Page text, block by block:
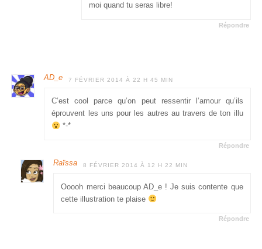
moi quand tu seras libre!
Répondre
AD_e 7 FÉVRIER 2014 À 22 H 45 MIN
C’est cool parce qu’on peut ressentir l’amour qu’ils
éprouvent les uns pour les autres au travers de ton illu
*-*
Répondre
Raïssa 8 FÉVRIER 2014 À 12 H 22 MIN
Ooooh merci beaucoup AD_e ! Je suis contente que
cette illustration te plaise
Répondre